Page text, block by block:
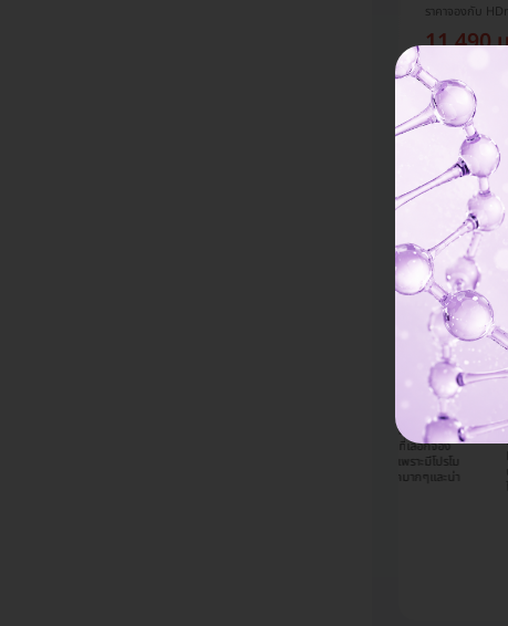
ราคาจองกับ
11,490
โดยตรงและจากการดูรีวิว
เลยสนใจจะทำที่กังนัม
คลินิกค่ะ ส่วนที่เลือกจอง
กับ HDmall เพราะมีโปรโม
ชั่นดี ราคาโอเคมากๆและน่า
Phannatorn
มีโปร
กมาก
คล้า
ที่ต่ำกว่
ประ
ไปรั